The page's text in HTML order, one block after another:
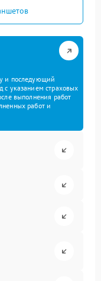
и последующий
с указанием страховых
выполнения работ
работ и